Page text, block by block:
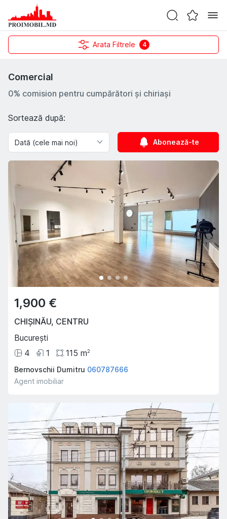
Arata Filtrele 4
Comercial
0% comision pentru cumpărători și chiriași
Sortează după:
Abonează-te
1,900 €
CHIȘINĂU, CENTRU
București
4
1 115 m2
Bernovschii Dumitru 060787666
Agent imobiliar